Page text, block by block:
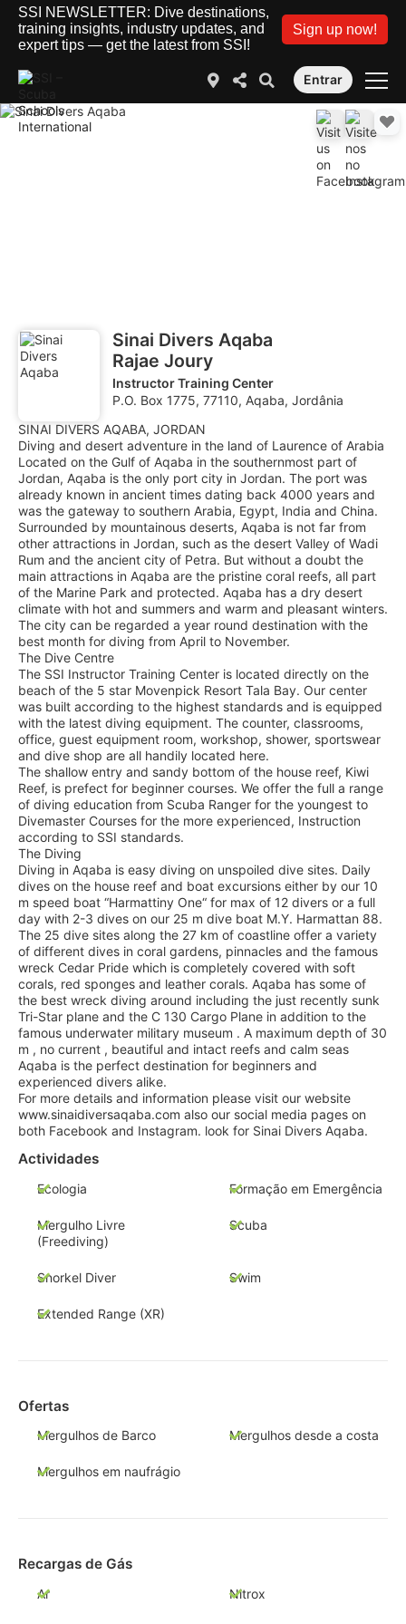
SSI NEWSLETTER: Dive destinations,
training insights, industry updates, and
expert tips — get the latest from SSI!
Sign up now!
Entrar
Sinai Divers Aqaba
Rajae Joury
Instructor Training Center
P.O. Box 1775, 77110, Aqaba, Jordânia
SINAI DIVERS AQABA, JORDAN
Diving and desert adventure in the land of Laurence of Arabia
Located on the Gulf of Aqaba in the southernmost part of
Jordan, Aqaba is the only port city in Jordan. The port was
already known in ancient times dating back 4000 years and
was the gateway to southern Arabia, Egypt, India and China.
Surrounded by mountainous deserts, Aqaba is not far from
other attractions in Jordan, such as the desert Valley of Wadi
Rum and the ancient city of Petra. But without a doubt the
main attractions in Aqaba are the pristine coral reefs, all part
of the Marine Park and protected. Aqaba has a dry desert
climate with hot and summers and warm and pleasant winters.
The city can be regarded a year round destination with the
best month for diving from April to November.
The Dive Centre
The SSI Instructor Training Center is located directly on the
beach of the 5 star Movenpick Resort Tala Bay. Our center
was built according to the highest standards and is equipped
with the latest diving equipment. The counter, classrooms,
office, guest equipment room, workshop, shower, sportswear
and dive shop are all handily located here.
The shallow entry and sandy bottom of the house reef, Kiwi
Reef, is prefect for beginner courses. We offer the full a range
of diving education from Scuba Ranger for the youngest to
Divemaster Courses for the more experienced, Instruction
according to SSI standards.
The Diving
Diving in Aqaba is easy diving on unspoiled dive sites. Daily
dives on the house reef and boat excursions either by our 10
m speed boat “Harmattiny One“ for max of 12 divers or a full
day with 2-3 dives on our 25 m dive boat M.Y. Harmattan 88.
The 25 dive sites along the 27 km of coastline offer a variety
of different dives in coral gardens, pinnacles and the famous
wreck Cedar Pride which is completely covered with soft
corals, red sponges and leather corals. Aqaba has some of
the best wreck diving around including the just recently sunk
Tri-Star plane and the C 130 Cargo Plane in addition to the
famous underwater military museum . A maximum depth of 30
m , no current , beautiful and intact reefs and calm seas
Aqaba is the perfect destination for beginners and
experienced divers alike.
For more details and information please visit our website
www.sinaidiversaqaba.com also our social media pages on
both Facebook and Instagram. look for Sinai Divers Aqaba.
Actividades
Ecologia Formação em Emergência
Mergulho Livre
(Freediving)
Scuba
Snorkel Diver Swim
Extended Range (XR)
Ofertas
Mergulhos de Barco Mergulhos desde a costa
Mergulhos em naufrágio
Recargas de Gás
Ar Nitrox